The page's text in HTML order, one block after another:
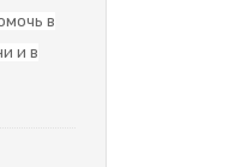
в
и в